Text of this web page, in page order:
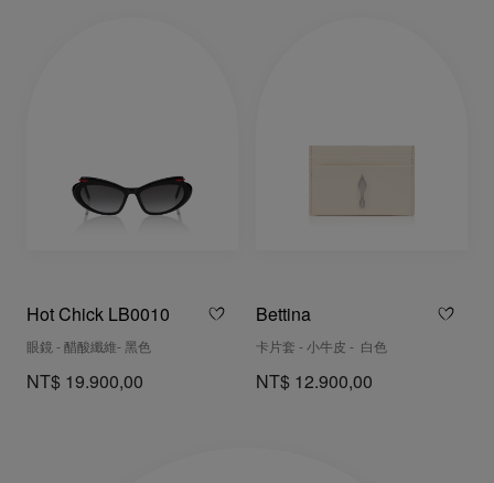
Hot Chick LB0010
眼鏡 - 醋酸纖維- 黑色
NT$ 19.900,00
Bettina
卡片套 - 小牛皮 - 白色
NT$ 12.900,00